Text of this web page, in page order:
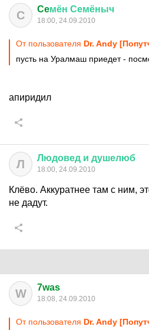
C Ceмён Семёныч
18:00, 24.09.2010
От пользователя Dr. Andy
пусть на Уралмаш приедет -
апиридил
Л Людовед и душелюб
18:00, 24.09.2010
Клёво. Аккуратнее там с ним,
не дадут.
W 7was
18:08, 24.09.2010
От пользователя Dr. Andy